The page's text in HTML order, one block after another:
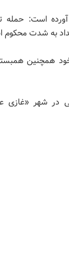
آورده است: حمله
به شدت
خود همچنین